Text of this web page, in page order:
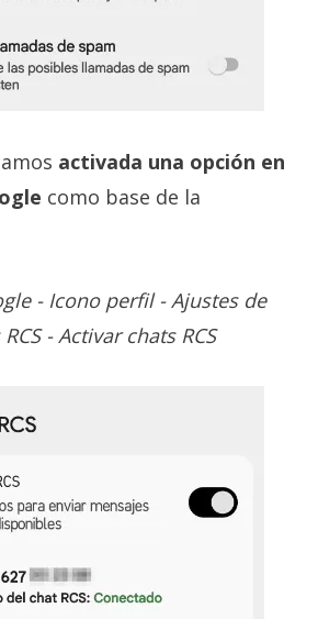
activada una opción en
como base de la
- Icono perfil - Ajustes de
- Activar chats RCS